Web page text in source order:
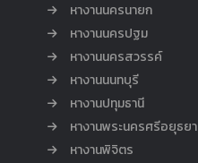
หางานนครนายก
หางานนครปฐม
หางานนครสวรรค์
หางานนนทบุรี
หางานปทุมธานี
หางานพระนครศรีอยุธยา
หางานพิจิตร